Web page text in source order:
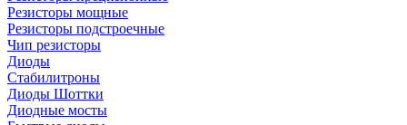
Резисторы мощные
Резисторы подстроечные
Чип резисторы
Диоды
Стабилитроны
Диоды Шоттки
Диодные мосты